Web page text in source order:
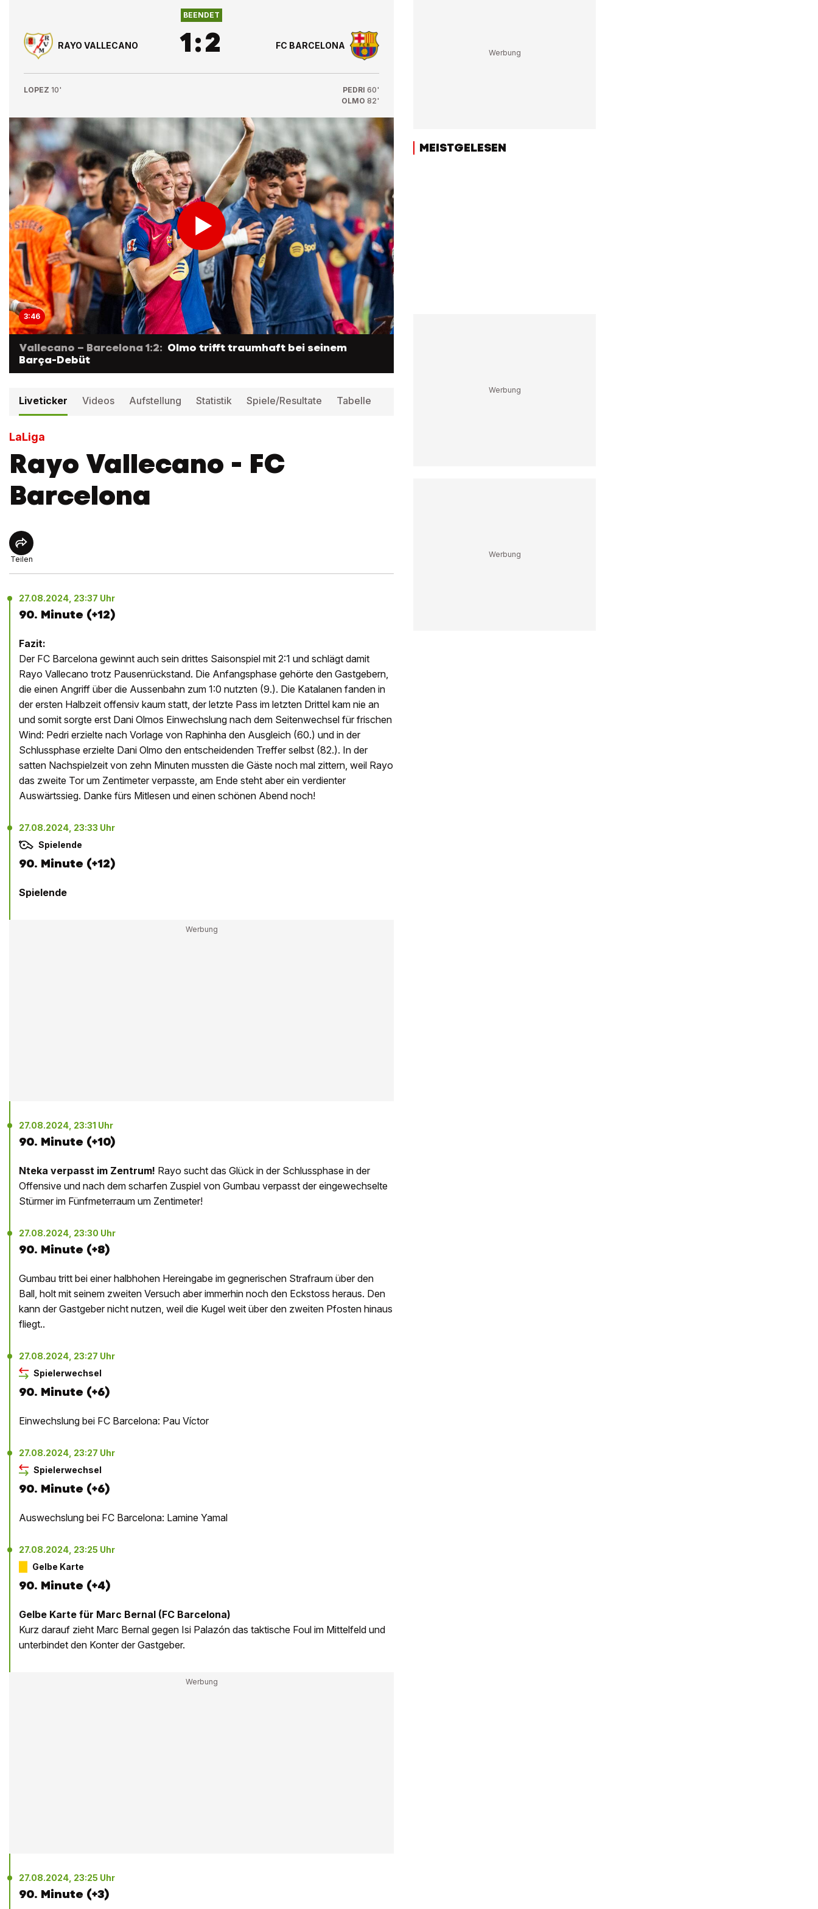
RAYO VALLECANO
BEENDET
1:2 FC BARCELONA
LOPEZ 10' PEDRI 60'
OLMO 82'
3:46
Vallecano – Barcelona 1:2: Olmo trifft traumhaft bei seinem
Barça-Debüt
Liveticker Videos Aufstellung Statistik Spiele/Resultate Tabelle
LaLiga
Rayo Vallecano - FC
Barcelona
Teilen
27.08.2024, 23:37 Uhr
90. Minute (+12)
Fazit:
Der FC Barcelona gewinnt auch sein drittes Saisonspiel mit 2:1 und schlägt damit
Rayo Vallecano trotz Pausenrückstand. Die Anfangsphase gehörte den Gastgebern,
die einen Angriff über die Aussenbahn zum 1:0 nutzten (9.). Die Katalanen fanden in
der ersten Halbzeit offensiv kaum statt, der letzte Pass im letzten Drittel kam nie an
und somit sorgte erst Dani Olmos Einwechslung nach dem Seitenwechsel für frischen
Wind: Pedri erzielte nach Vorlage von Raphinha den Ausgleich (60.) und in der
Schlussphase erzielte Dani Olmo den entscheidenden Treffer selbst (82.). In der
satten Nachspielzeit von zehn Minuten mussten die Gäste noch mal zittern, weil Rayo
das zweite Tor um Zentimeter verpasste, am Ende steht aber ein verdienter
Auswärtssieg. Danke fürs Mitlesen und einen schönen Abend noch!
27.08.2024, 23:33 Uhr
Spielende
90. Minute (+12)
Spielende
27.08.2024, 23:31 Uhr
90. Minute (+10)
Nteka verpasst im Zentrum! Rayo sucht das Glück in der Schlussphase in der
Offensive und nach dem scharfen Zuspiel von Gumbau verpasst der eingewechselte
Stürmer im Fünfmeterraum um Zentimeter!
27.08.2024, 23:30 Uhr
90. Minute (+8)
Gumbau tritt bei einer halbhohen Hereingabe im gegnerischen Strafraum über den
Ball, holt mit seinem zweiten Versuch aber immerhin noch den Eckstoss heraus. Den
kann der Gastgeber nicht nutzen, weil die Kugel weit über den zweiten Pfosten hinaus
fliegt..
27.08.2024, 23:27 Uhr
Spielerwechsel
90. Minute (+6)
Einwechslung bei FC Barcelona: Pau Víctor
27.08.2024, 23:27 Uhr
Spielerwechsel
90. Minute (+6)
Auswechslung bei FC Barcelona: Lamine Yamal
27.08.2024, 23:25 Uhr
Gelbe Karte
90. Minute (+4)
Gelbe Karte für Marc Bernal (FC Barcelona)
Kurz darauf zieht Marc Bernal gegen Isi Palazón das taktische Foul im Mittelfeld und
unterbindet den Konter der Gastgeber.
27.08.2024, 23:25 Uhr
90. Minute (+3)
MEISTGELESEN